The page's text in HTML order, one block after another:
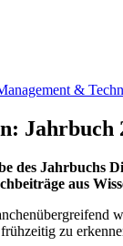
&
des Jahrbuchs
aus
zu